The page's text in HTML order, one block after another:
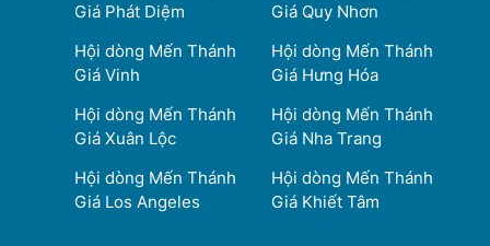
Giá Phát Diệm
Giá Quy Nhơn
Hội dòng Mến Thánh
Giá Vinh
Hội dòng Mến Thánh
Giá Hưng Hóa
Hội dòng Mến Thánh
Giá Xuân Lộc
Hội dòng Mến Thánh
Giá Nha Trang
Hội dòng Mến Thánh
Giá Los Angeles
Hội dòng Mến Thánh
Giá Khiết Tâm